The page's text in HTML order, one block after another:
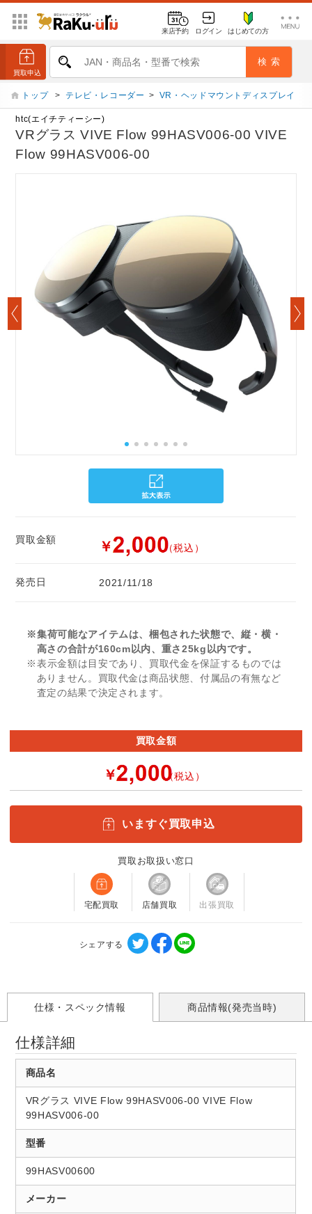
来店予約 ログイン はじめての方
トップ > テレビ・レコーダー > VR・ヘッドマウントディスプレイ
htc(エイチティーシー)
VRグラス VIVE Flow 99HASV006-00 VIVE
Flow 99HASV006-00
買取金額 ￥ （税込）
発売日 2021/11/18
※集荷可能なアイテムは、梱包された状態で、縦・横・
高さの合計が160cm以内、重さ25kg以内です。
※表示金額は目安であり、買取代金を保証するものでは
ありません。買取代金は商品状態、付属品の有無など
査定の結果で決定されます。
買取金額
￥ （税込）
いますぐ買取申込
買取お取扱い窓口
宅配買取 店舗買取 出張買取
シェアする
仕様・スペック情報 商品情報(発売当時)
仕様詳細
商品名
VRグラス VIVE Flow 99HASV006-00 VIVE Flow
99HASV006-00
型番
99HASV00600
メーカー